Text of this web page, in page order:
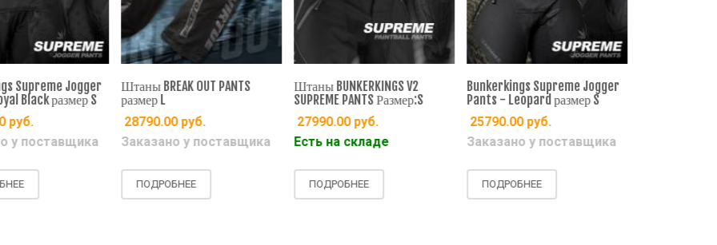
BREAK OUT PANTS
L
у поставщика
Штаны BUNKERKINGS V2
SUPREME PANTS Размер:S
27990.00
Есть на складе
ПОДРОБНЕЕ
Bunkerkings Supreme Jogger
Pants - Leopard размер S
25790.00
Заказано у поставщика
ПОДРОБНЕЕ
BK FEATHERLITE FLY PANTS
размер XL
28990.00
Есть на складе
ПОДРОБНЕЕ